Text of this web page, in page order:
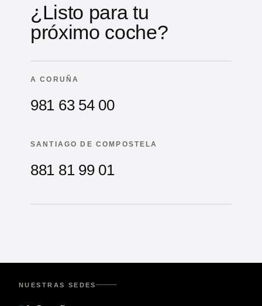
¿Listo para tu
próximo coche?
A CORUÑA
981 63 54 00
SANTIAGO DE COMPOSTELA
881 81 99 01
NUESTRAS SEDES